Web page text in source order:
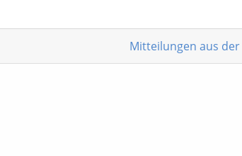
Mitteilungen aus der